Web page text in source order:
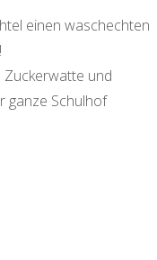
einen waschechten
und
ganze Schulhof